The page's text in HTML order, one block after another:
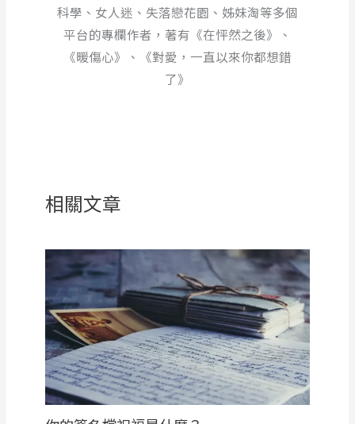
科學、女人迷、失落戀花園、姊妹淘等多個
平台的專欄作者，著有《在怦然之後》、
《暖傷心》、《對愛，一直以來你都想錯
了》
相關文章